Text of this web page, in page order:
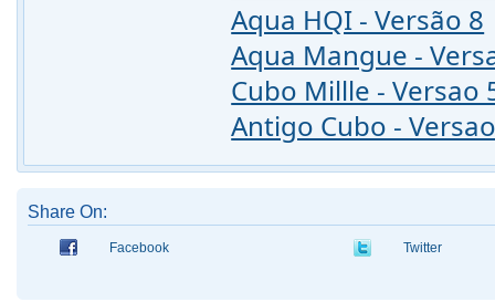
Aqua HQI - Versão 8
Aqua Mangue -
Cubo Millle - Versao
Antigo Cubo -
Share On:
Facebook Twitter